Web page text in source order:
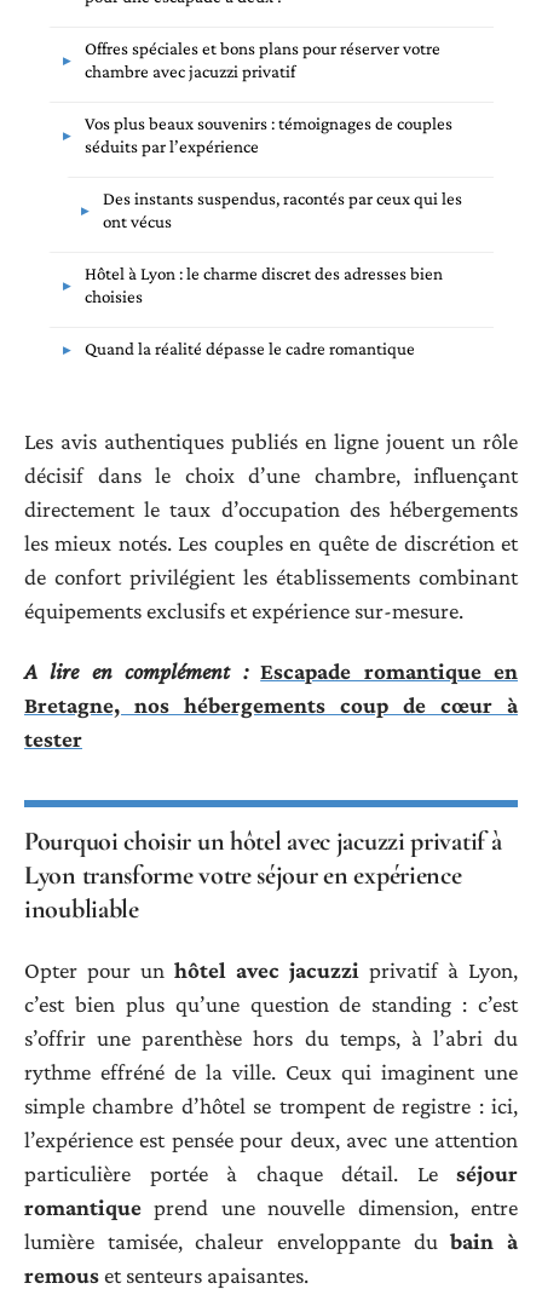
Offres spéciales et bons plans pour réserver votre
chambre avec jacuzzi privatif
Vos plus beaux souvenirs : témoignages de couples
séduits par l’expérience
Des instants suspendus, racontés par ceux qui les
ont vécus
Hôtel à Lyon : le charme discret des adresses bien
choisies
Quand la réalité dépasse le cadre romantique
Les avis authentiques publiés en ligne jouent un rôle
décisif dans le choix d’une chambre, influençant
directement le taux d’occupation des hébergements
les mieux notés. Les couples en quête de discrétion et
de confort privilégient les établissements combinant
équipements exclusifs et expérience sur-mesure.
A lire en complément : Escapade romantique en
Bretagne, nos hébergements coup de cœur à
tester
Pourquoi choisir un hôtel avec jacuzzi privatif à
Lyon transforme votre séjour en expérience
inoubliable
Opter pour un hôtel avec jacuzzi privatif à Lyon,
c’est bien plus qu’une question de standing : c’est
s’offrir une parenthèse hors du temps, à l’abri du
rythme effréné de la ville. Ceux qui imaginent une
simple chambre d’hôtel se trompent de registre : ici,
l’expérience est pensée pour deux, avec une attention
particulière portée à chaque détail. Le séjour
romantique prend une nouvelle dimension, entre
lumière tamisée, chaleur enveloppante dubain à
remouset senteurs apaisantes.